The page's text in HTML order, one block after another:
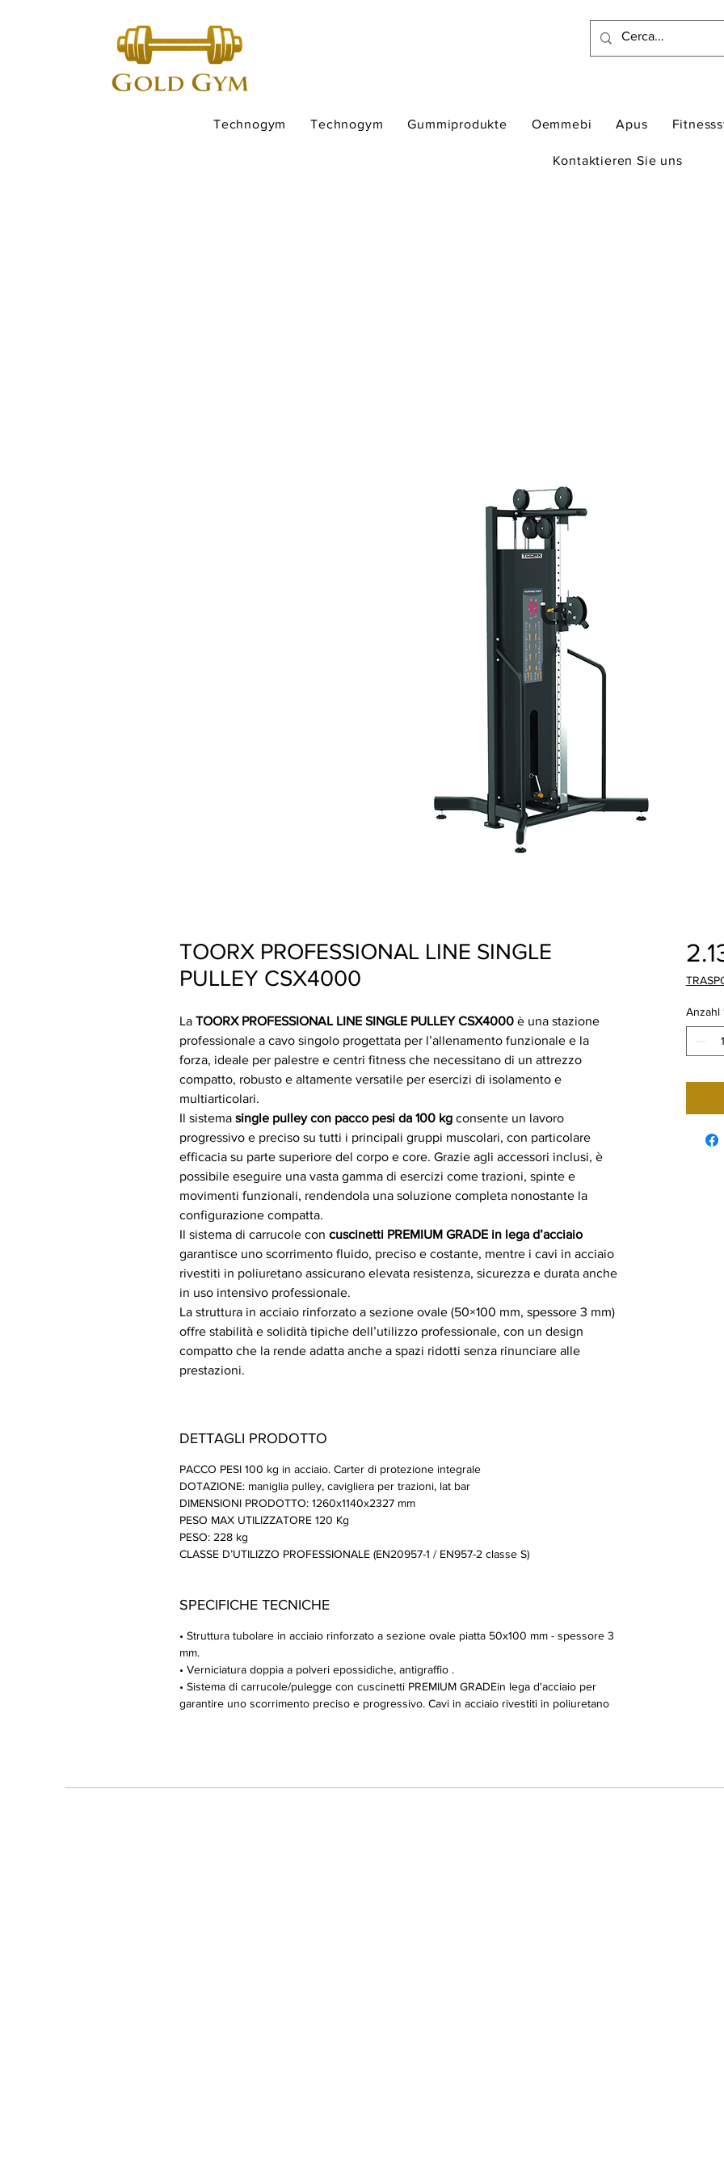
Technogym Technogym Gummiprodukte Oemmebi Apus
Kontaktieren Sie uns
TOORX PROFESSIONAL LINE SINGLE
PULLEY CSX4000
La TOORX PROFESSIONAL LINE SINGLE PULLEY CSX4000 è una stazione
professionale a cavo singolo progettata per l’allenamento funzionale e la
forza, ideale per palestre e centri fitness che necessitano di un attrezzo
compatto, robusto e altamente versatile per esercizi di isolamento e
multiarticolari.
Il sistema single pulley con pacco pesi da 100 kg consente un lavoro
progressivo e preciso su tutti i principali gruppi muscolari, con particolare
efficacia su parte superiore del corpo e core. Grazie agli accessori inclusi, è
possibile eseguire una vasta gamma di esercizi come trazioni, spinte e
movimenti funzionali, rendendola una soluzione completa nonostante la
configurazione compatta.
Il sistema di carrucole con cuscinetti PREMIUM GRADE in lega d’acciaio
garantisce uno scorrimento fluido, preciso e costante, mentre i cavi in acciaio
rivestiti in poliuretano assicurano elevata resistenza, sicurezza e durata anche
in uso intensivo professionale.
La struttura in acciaio rinforzato a sezione ovale (50×100 mm, spessore 3 mm)
offre stabilità e solidità tipiche dell’utilizzo professionale, con un design
compatto che la rende adatta anche a spazi ridotti senza rinunciare alle
prestazioni.
DETTAGLI PRODOTTO
PACCO PESI 100 kg in acciaio. Carter di protezione integrale
DOTAZIONE: maniglia pulley, cavigliera per trazioni, lat bar
DIMENSIONI PRODOTTO: 1260x1140x2327 mm
PESO MAX UTILIZZATORE 120 Kg
PESO: 228 kg
CLASSE D’UTILIZZO PROFESSIONALE (EN20957-1 / EN957-2 classe S)
SPECIFICHE TECNICHE
• Struttura tubolare in acciaio rinforzato a sezione ovale piatta 50x100 mm - spessore 3
mm.
• Verniciatura doppia a polveri epossidiche, antigraffio .
• Sistema di carrucole/pulegge con cuscinetti PREMIUM GRADEin lega d'acciaio per
garantire uno scorrimento preciso e progressivo. Cavi in acciaio rivestiti in poliuretano
Anzahl